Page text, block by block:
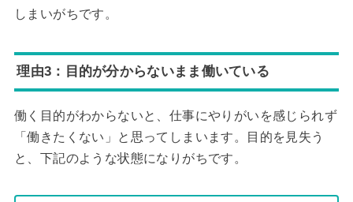
しまいがちです。
理由3：目的が分からないまま働いている
働く目的がわからないと、仕事にやりがいを感じられず
「働きたくない」と思ってしまいます。目的を見失う
と、下記のような状態になりがちです。